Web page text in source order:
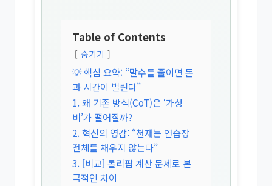
Table of Contents
숨기기
💡 핵심 요약: “말수를 줄이면 돈
과 시간이 벌린다”
1. 왜 기존 방식(CoT)은 ‘가성
비’가 떨어질까?
2. 혁신의 영감: “천재는 연습장
전체를 채우지 않는다”
3. [비교] 롤리팝 계산 문제로 본
극적인 차이